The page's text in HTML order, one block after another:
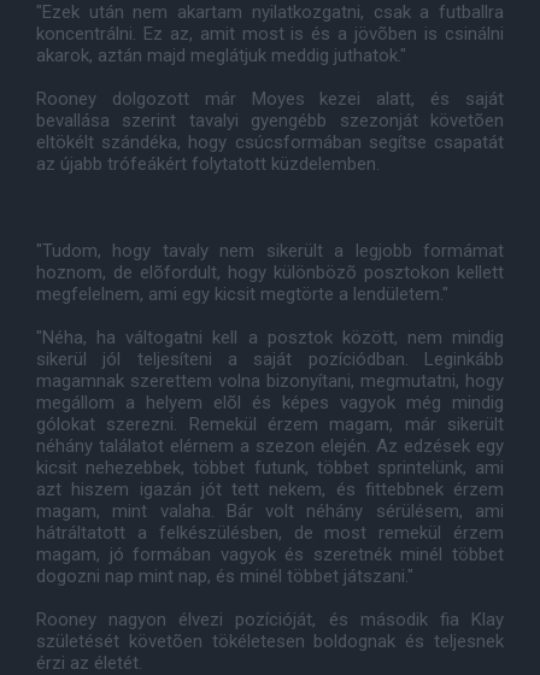
"Ezek után nem akartam nyilatkozgatni, csak a futballra
koncentrálni. Ez az, amit most is és a jövõben is csinálni
akarok, aztán majd meglátjuk meddig juthatok."
Rooney dolgozott már Moyes kezei alatt, és saját
bevallása szerint tavalyi gyengébb szezonját követõen
eltökélt szándéka, hogy csúcsformában segítse csapatát
az újabb trófeákért folytatott küzdelemben.
"Tudom, hogy tavaly nem sikerült a legjobb formámat
hoznom, de elõfordult, hogy különbözõ posztokon kellett
megfelelnem, ami egy kicsit megtörte a lendületem."
"Néha, ha váltogatni kell a posztok között, nem mindig
sikerül jól teljesíteni a saját pozíciódban. Leginkább
magamnak szerettem volna bizonyítani, megmutatni, hogy
megállom a helyem elõl és képes vagyok még mindig
gólokat szerezni. Remekül érzem magam, már sikerült
néhány találatot elérnem a szezon elején. Az edzések egy
kicsit nehezebbek, többet futunk, többet sprintelünk, ami
azt hiszem igazán jót tett nekem, és fittebbnek érzem
magam, mint valaha. Bár volt néhány sérülésem, ami
hátráltatott a felkészülésben, de most remekül érzem
magam, jó formában vagyok és szeretnék minél többet
dogozni nap mint nap, és minél többet játszani."
Rooney nagyon élvezi pozícióját, és második fia Klay
születését követõen tökéletesen boldognak és teljesnek
érzi az életét.